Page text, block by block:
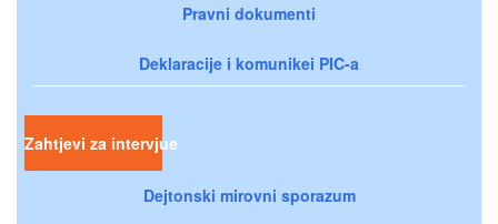
Pravni dokumenti
Deklaracije i komunikei PIC-a
Zahtjevi za intervjue
Dejtonski mirovni sporazum